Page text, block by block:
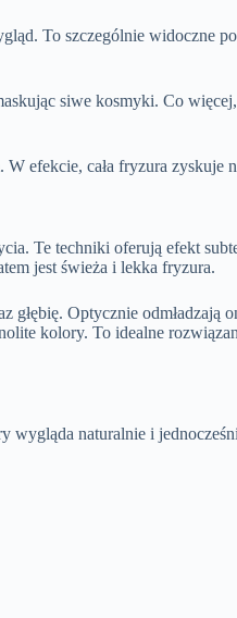
To szczególnie widoczne po
siwe kosmyki. Co
efekcie, cała fryzura zyskuje
Te techniki oferują efekt
jest świeża i lekka fryzura.
Optycznie
kolory. To idealne
wygląda naturalnie i